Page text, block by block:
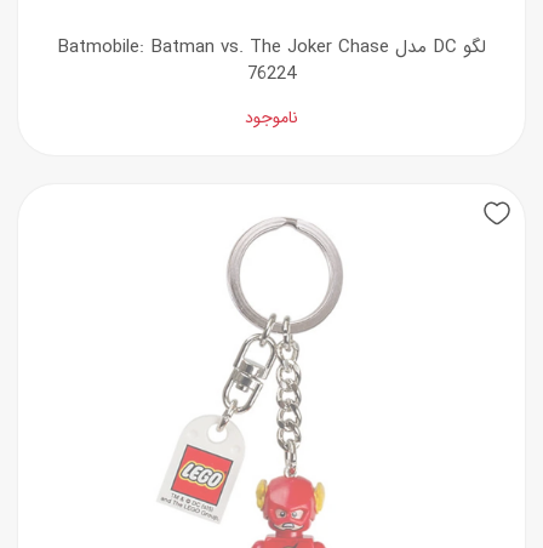
لگو DC مدل Batmobile: Batman vs. The Joker Chase
76224
ناموجود